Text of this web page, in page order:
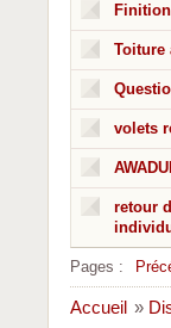
Toiture
volets
retour
Pages :
Accueil »